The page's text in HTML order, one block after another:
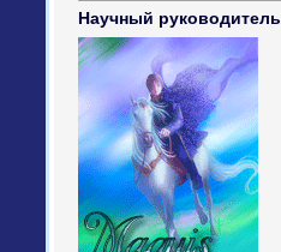
Научный руководитель